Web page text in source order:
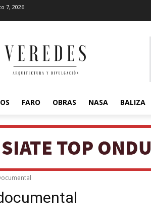
7, 2026
FARO OBRAS NASA BALIZA